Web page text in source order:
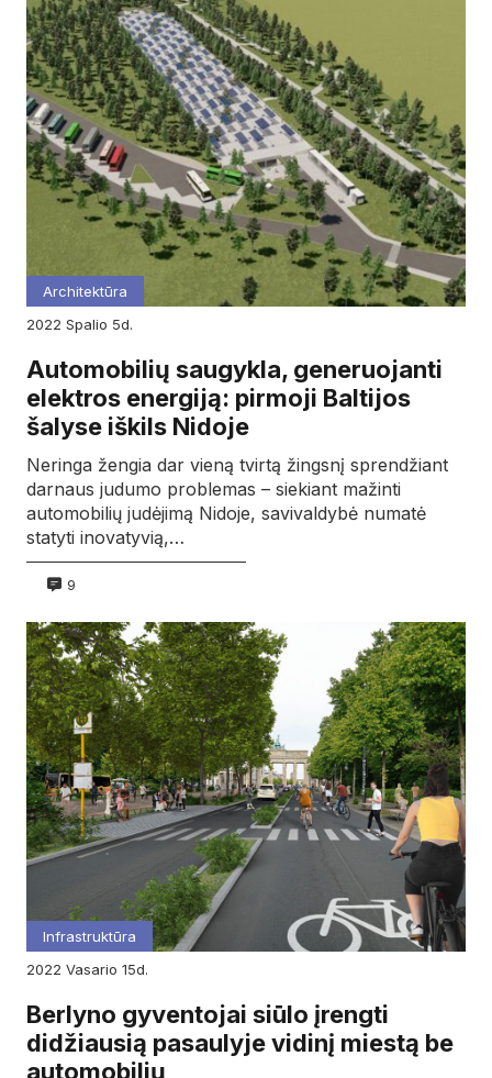
Architektūra
2022
spalio 5d.
Automobilių saugykla, generuojanti
elektros energiją: pirmoji Baltijos
šalyse iškils Nidoje
Neringa žengia dar vieną tvirtą žingsnį sprendžiant
darnaus judumo problemas – siekiant mažinti
automobilių judėjimą Nidoje, savivaldybė numatė
statyti inovatyvią,…
9
Infrastruktūra
2022
vasario 15d.
Berlyno gyventojai siūlo įrengti
didžiausią pasaulyje vidinį miestą be
automobilių